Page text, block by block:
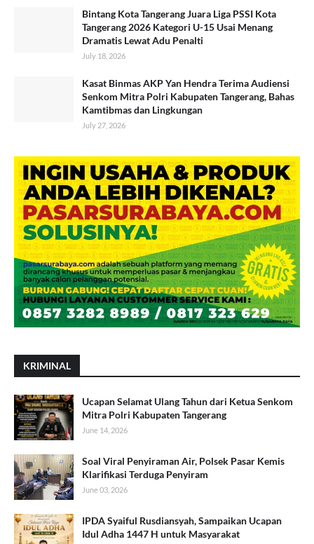
Bintang Kota Tangerang Juara Liga PSSI Kota
Tangerang 2026 Kategori U-15 Usai Menang
Dramatis Lewat Adu Penalti
July 18, 2026
Kasat Binmas AKP Yan Hendra Terima Audiensi
Senkom Mitra Polri Kabupaten Tangerang, Bahas
Kamtibmas dan Lingkungan
July 27, 2026
KRIMINAL
Ucapan Selamat Ulang Tahun dari Ketua Senkom
Mitra Polri Kabupaten Tangerang
June 14, 2026
Soal Viral Penyiraman Air, Polsek Pasar Kemis
Klarifikasi Terduga Penyiram
June 03, 2026
IPDA Syaiful Rusdiansyah, Sampaikan Ucapan
Idul Adha 1447 H untuk Masyarakat